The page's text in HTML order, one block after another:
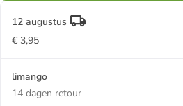
12 augustus
€ 3,95
limango
14 dagen retour